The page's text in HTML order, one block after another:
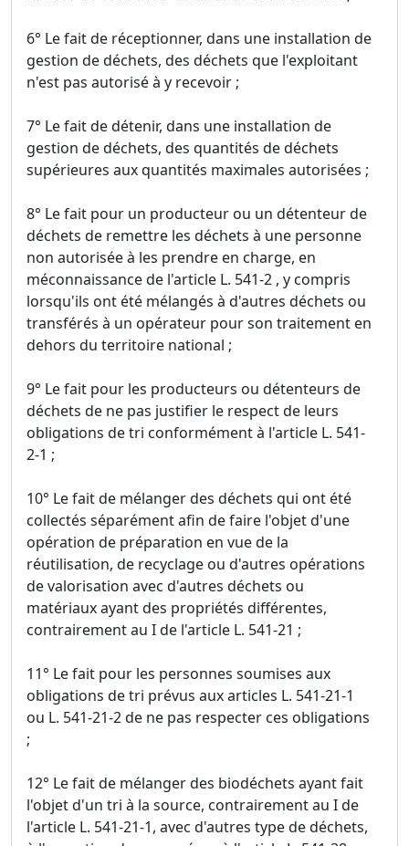
6° Le fait de réceptionner, dans une installation de
gestion de déchets, des déchets que l'exploitant
n'est pas autorisé à y recevoir ;
7° Le fait de détenir, dans une installation de
gestion de déchets, des quantités de déchets
supérieures aux quantités maximales autorisées ;
8° Le fait pour un producteur ou un détenteur de
déchets de remettre les déchets à une personne
non autorisée à les prendre en charge, en
méconnaissance de l'article L. 541-2 , y compris
lorsqu'ils ont été mélangés à d'autres déchets ou
transférés à un opérateur pour son traitement en
dehors du territoire national ;
9° Le fait pour les producteurs ou détenteurs de
déchets de ne pas justifier le respect de leurs
obligations de tri conformément à l'article L. 541-
2-1 ;
10° Le fait de mélanger des déchets qui ont été
collectés séparément afin de faire l'objet d'une
opération de préparation en vue de la
réutilisation, de recyclage ou d'autres opérations
de valorisation avec d'autres déchets ou
matériaux ayant des propriétés différentes,
contrairement au I de l'article L. 541-21 ;
11° Le fait pour les personnes soumises aux
obligations de tri prévus aux articles L. 541-21-1
ou L. 541-21-2 de ne pas respecter ces obligations
;
12° Le fait de mélanger des biodéchets ayant fait
l'objet d'un tri à la source, contrairement au I de
l'article L. 541-21-1, avec d'autres type de déchets,